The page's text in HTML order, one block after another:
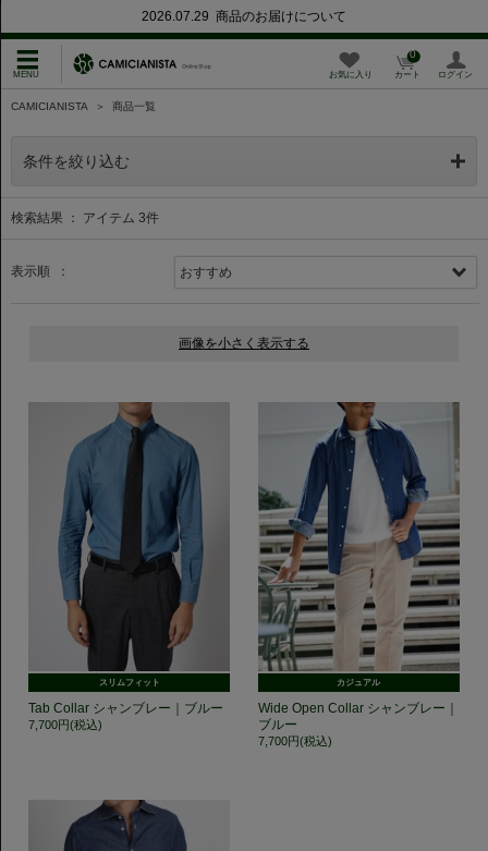
2026.07.29 商品のお届けについて
お気に入り カート
0
ログイン
CAMICIANISTA ＞ 商品一覧
条件を絞り込む
検索結果 ： アイテム 3件
表示順 ：
スリムフィット
Tab Collar シャンブレー｜ブルー
7,700円(税込)
カジュアル
Wide Open Collar シャンブレー｜
ブルー
7,700円(税込)